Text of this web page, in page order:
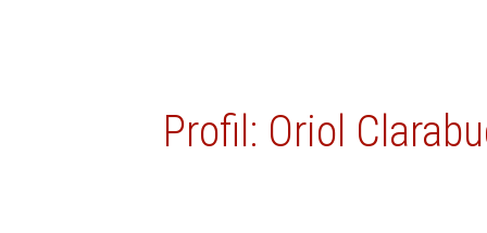
Profil: Oriol